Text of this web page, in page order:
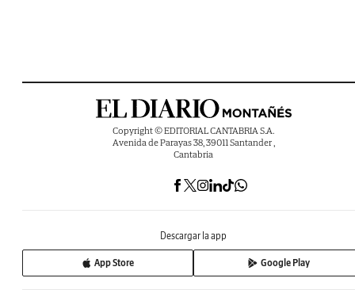
Copyright © EDITORIAL CANTABRIA S.A.
Avenida de Parayas 38, 39011 Santander ,
Cantabria
Descargar la app
App Store Google Play